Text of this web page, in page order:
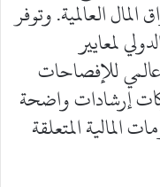
العالمية. وتوفر
لمعايير
للإفصاحات
إرشادات واضحة
المالية المتعلقة